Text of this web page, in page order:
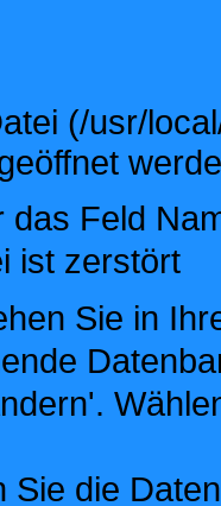
(/usr/
das Feld
ist zerstört
Sie in
Sie die